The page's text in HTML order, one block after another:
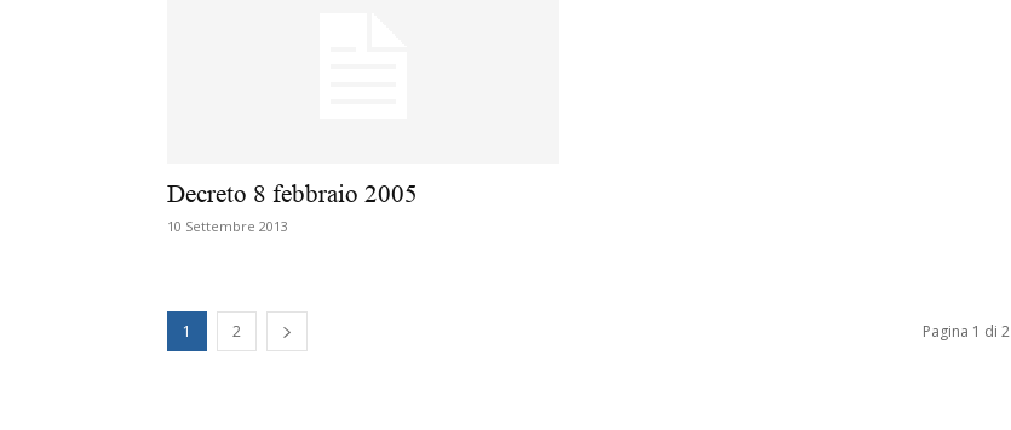
Decreto 8 febbraio 2005
10 Settembre 2013
1 2 Pagina 1 di 2